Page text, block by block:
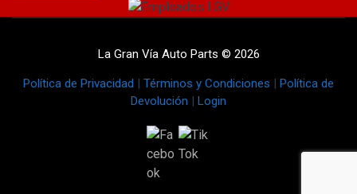
La Gran Vía Auto Parts © 2026
Política de Privacidad | Términos y Condiciones | Política de
Devolución | Login